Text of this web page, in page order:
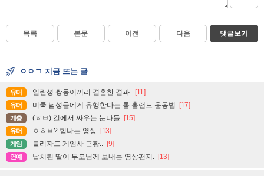
목록 본문 이전 다음 댓글보기
ㅇㅇㄱ 지금 뜨는 글
유머 일란성 쌍둥이끼리 결혼한 결과. [11]
유머 미쿡 남성들에게 유행한다는 톰 홀랜드 운동법 [17]
계층 (ㅎㅂ) 길에서 싸우는 눈나들 [15]
유머 ㅇㅎㅂ? 힘나는 영상 [13]
게임 블리자드 게임사 근황.. [9]
연예 납치된 딸이 부모님께 보내는 영상편지. [13]